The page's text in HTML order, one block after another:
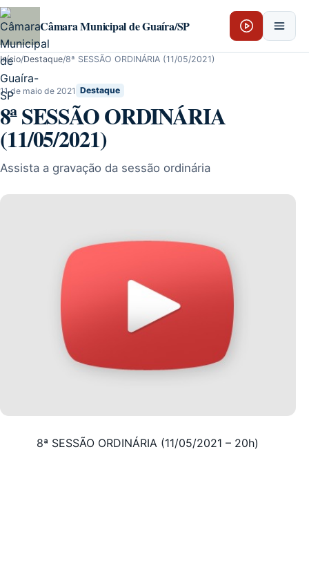
Pular para o conteúdo
Câmara Municipal de Guaíra/SP
Início/Destaque/8ª SESSÃO ORDINÁRIA (11/05/2021)
11 de maio de 2021 Destaque
8ª SESSÃO ORDINÁRIA
(11/05/2021)
Assista a gravação da sessão ordinária
8ª SESSÃO ORDINÁRIA (11/05/2021 – 20h)